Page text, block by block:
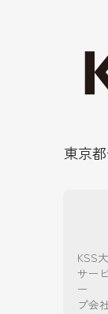
東京
KSS
サー
ー
プ会